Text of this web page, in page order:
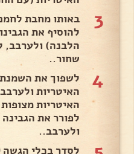
3
באותו מחבת
להוסיף את
הלבנה) ולערבב,
שחור..
4
לשפוך את
האיטריות
האיטריות
לפורר את
ולערבב..
לסדר בכלי הגשה